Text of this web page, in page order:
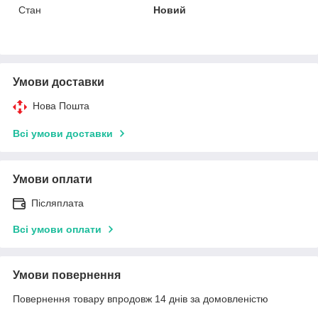
Стан Новий
Умови доставки
Нова Пошта
Всі умови доставки
Умови оплати
Післяплата
Всі умови оплати
Умови повернення
Повернення товару впродовж 14 днів за домовленістю